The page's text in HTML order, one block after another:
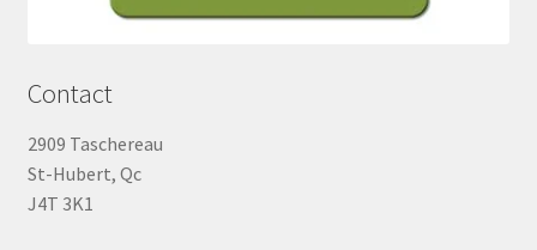
Contact
2909 Taschereau
St-Hubert, Qc
J4T 3K1